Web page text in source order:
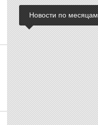
Новости по месяцам